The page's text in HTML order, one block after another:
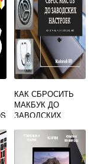
КАК СБРОСИТЬ
МАКБУК ДО
ЗАВОДСКИХ